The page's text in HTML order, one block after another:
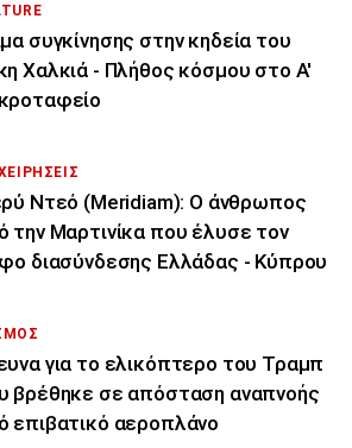
συγκίνησης στην κηδεία του
Χαλκιά - Πλήθος κόσμου στο Α'
Ντεό (Meridiam): Ο άνθρωπος
την Μαρτινίκα που έλυσε τον
διασύνδεσης Ελλάδας - Κύπρου
για το ελικόπτερο του Τραμπ
βρέθηκε σε απόσταση αναπνοής
επιβατικό αεροπλάνο